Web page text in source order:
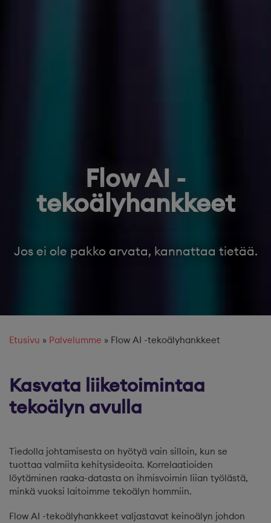
Flow AI -
tekoälyhankkeet
Jos ei ole pakko arvata, kannattaa tietää.
Etusivu » Palvelumme » Flow AI -tekoälyhankkeet
Kasvata liiketoimintaa
tekoälyn avulla
Tiedolla johtamisesta on hyötyä vain silloin, kun se
tuottaa valmiita kehitysideoita. Korrelaatioiden
löytäminen raaka-datasta on ihmisvoimin liian työlästä,
minkä vuoksi laitoimme tekoälyn hommiin.
Flow AI -tekoälyhankkeet valjastavat keinoälyn johdon